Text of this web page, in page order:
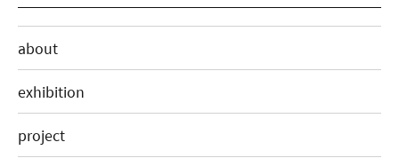
about
exhibition
project